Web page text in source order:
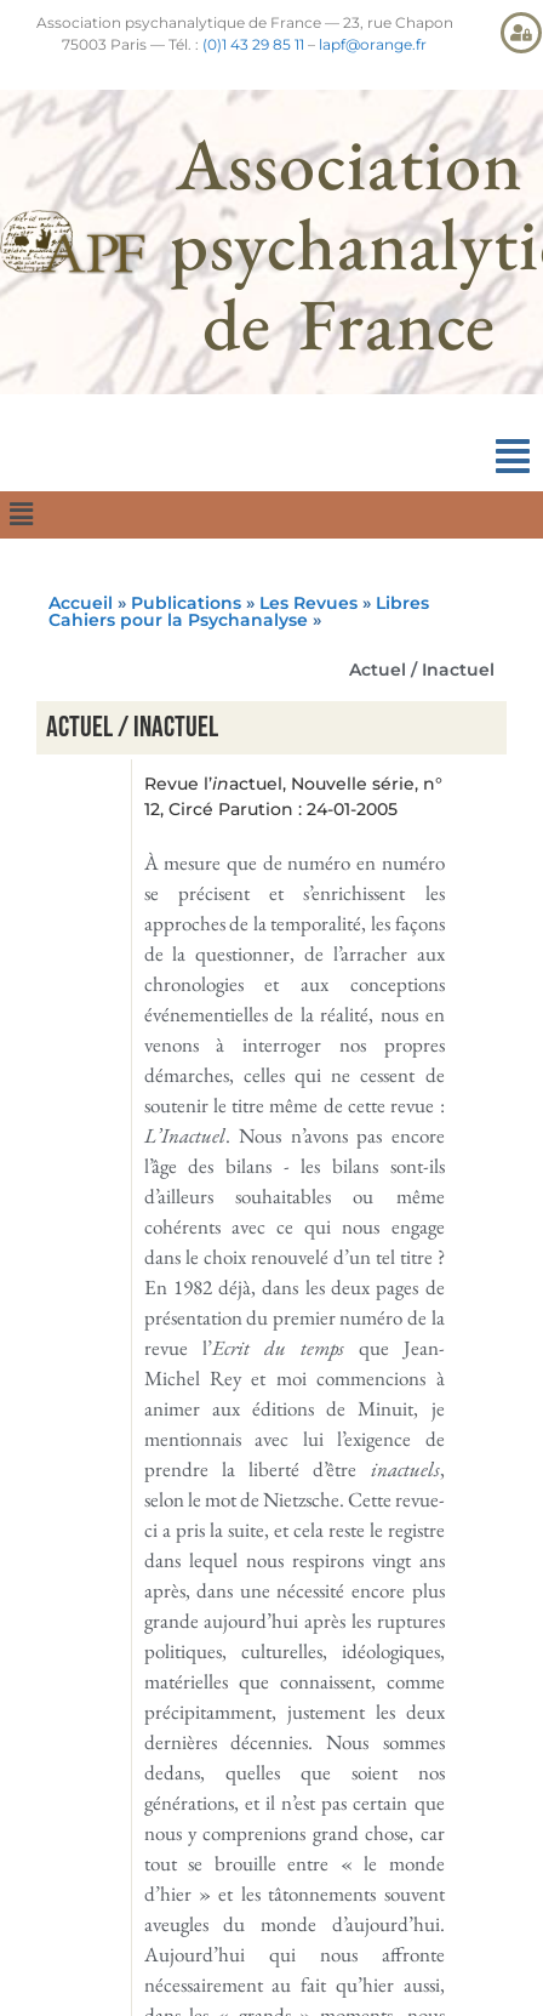
Association psychanalytique de France — 23, rue Chapon
75003 Paris — Tél. : (0)1 43 29 85 11 – lapf@orange.fr
Association
de France
Accueil » Publications » Les Revues » Libres
Cahiers pour la Psychanalyse »
Actuel / Inactuel
Actuel / Inactuel
Revue l’inactuel, Nouvelle série, n°
12, Circé Parution : 24-01-2005
À mesure que de numéro en numéro
se précisent et s’enrichissent les
approches de la temporalité, les façons
de la questionner, de l’arracher aux
chronologies et aux conceptions
événementielles de la réalité, nous en
venons à interroger nos propres
démarches, celles qui ne cessent de
soutenir le titre même de cette revue :
L’Inactuel. Nous n’avons pas encore
l’âge des bilans - les bilans sont-ils
d’ailleurs souhaitables ou même
cohérents avec ce qui nous engage
dans le choix renouvelé d’un tel titre ?
En 1982 déjà, dans les deux pages de
présentation du premier numéro de la
revue l’Ecrit du tempsque Jean-
Michel Rey et moi commencions à
animer aux éditions de Minuit, je
mentionnais avec lui l’exigence de
prendre la liberté d’être inactuels,
selon le mot de Nietzsche. Cette revue-
ci a pris la suite, et cela reste le registre
dans lequel nous respirons vingt ans
après, dans une nécessité encore plus
grande aujourd’hui après les ruptures
politiques, culturelles, idéologiques,
matérielles que connaissent, comme
précipitamment, justement les deux
dernières décennies. Nous sommes
dedans, quelles que soient nos
générations, et il n’est pas certain que
nous y comprenions grand chose, car
tout se brouille entre « le monde
d’hier » et les tâtonnements souvent
aveugles du monde d’aujourd’hui.
Aujourd’hui qui nous affronte
nécessairement au fait qu’hier aussi,